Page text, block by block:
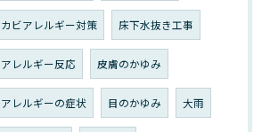
カビアレルギー対策 床下水抜き工事
アレルギー反応 皮膚のかゆみ
アレルギーの症状 目のかゆみ 大雨